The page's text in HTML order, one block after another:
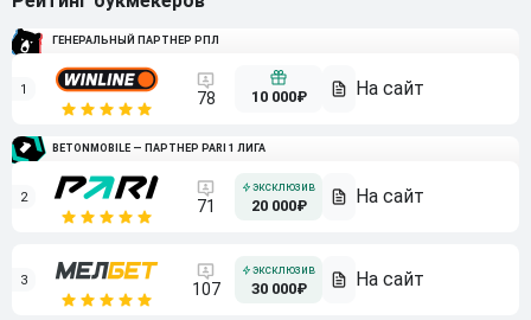
ГЕНЕРАЛЬНЫЙ ПАРТНЕР РПЛ
1 78 10 000₽
BETONMOBILE — ПАРТНЕР PARI 1 ЛИГА
2 71 20 000₽
3 107 30 000₽